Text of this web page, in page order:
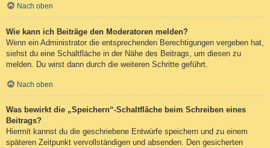
Nach oben
Wie kann ich Beiträge den Moderatoren melden?
Wenn ein Administrator die entsprechenden Berechtigungen vergeben hat,
siehst du eine Schaltfläche in der Nähe des Beitrags, um diesen zu
melden. Du wirst dann durch die weiteren Schritte geführt.
Nach oben
Was bewirkt die „Speichern“-Schaltfläche beim Schreiben eines
Beitrags?
Hiermit kannst du die geschriebene Entwürfe speichern und zu einem
späteren Zeitpunkt vervollständigen und absenden. Den gesicherten